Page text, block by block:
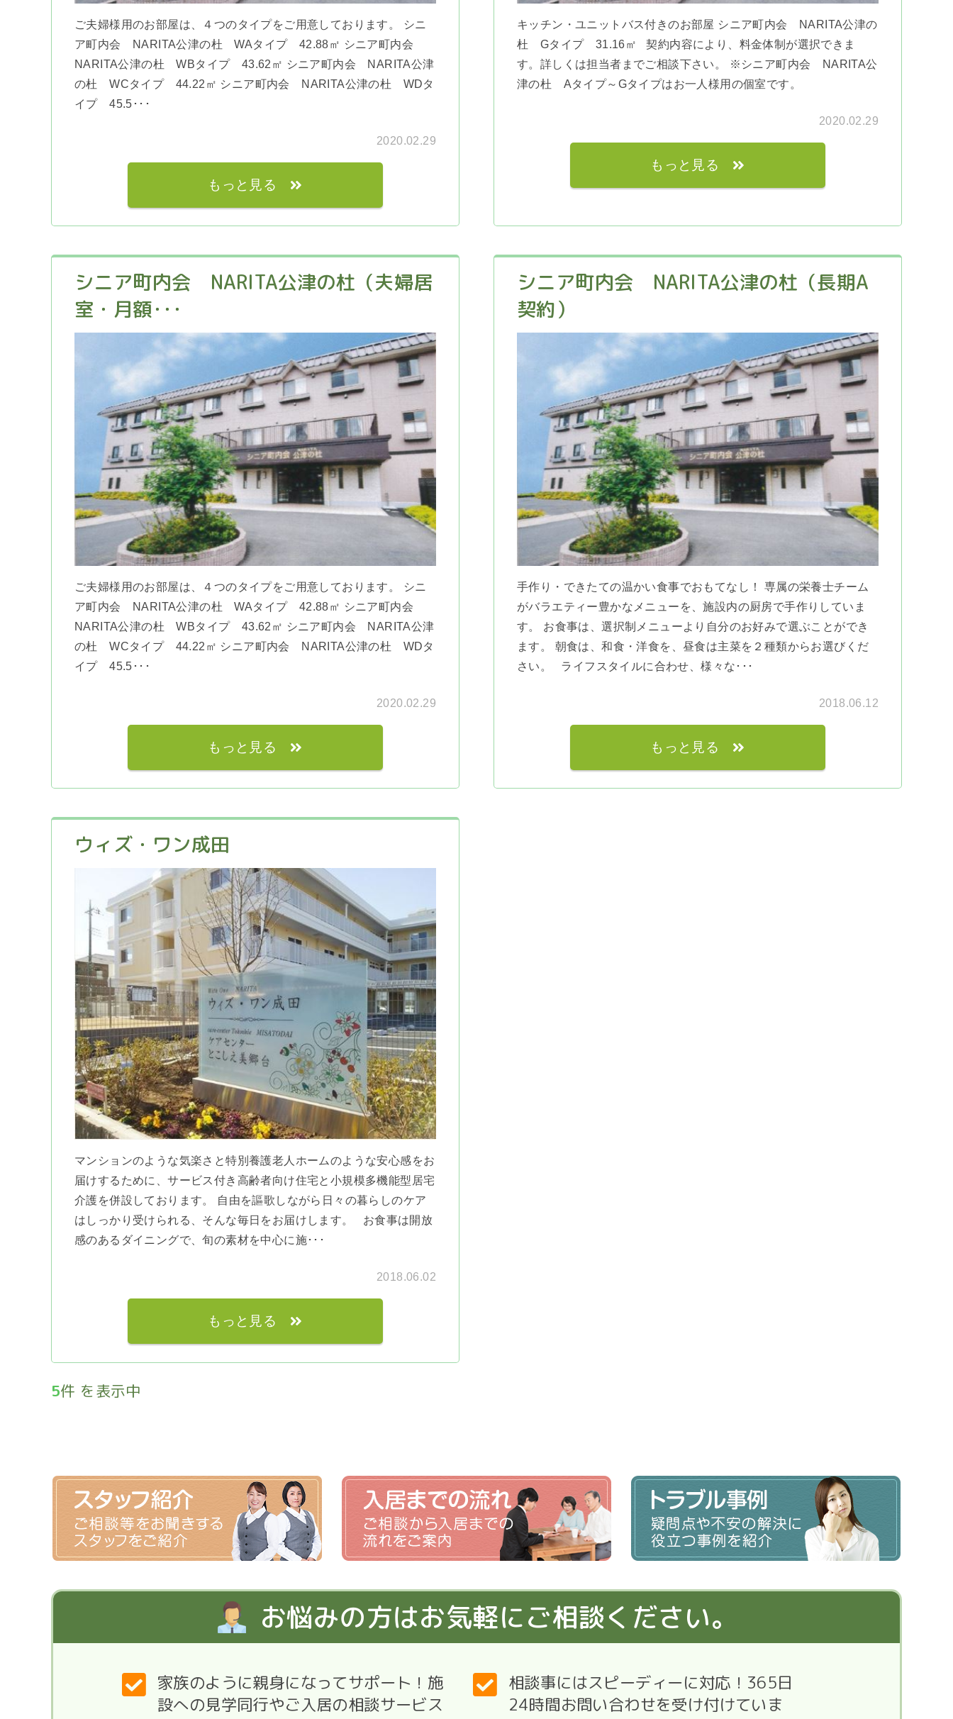
ご夫婦様用のお部屋は、４つのタイプをご用意しております。 シニ
ア町内会 NARITA公津の杜 WAタイプ 42.88㎡ シニア町内会
NARITA公津の杜 WBタイプ 43.62㎡ シニア町内会 NARITA公津
の杜 WCタイプ 44.22㎡ シニア町内会 NARITA公津の杜 WDタ
イプ 45.5･･･
2020.02.29
もっと見る
キッチン・ユニットバス付きのお部屋 シニア町内会 NARITA公津の
杜 Gタイプ 31.16㎡ 契約内容により、料金体制が選択できま
す。詳しくは担当者までご相談下さい。 ※シニア町内会 NARITA公
津の杜 Aタイプ～Gタイプはお一人様用の個室です。
2020.02.29
もっと見る
シニア町内会 NARITA公津の杜（夫婦居
室・月額･･･
ご夫婦様用のお部屋は、４つのタイプをご用意しております。 シニ
ア町内会 NARITA公津の杜 WAタイプ 42.88㎡ シニア町内会
NARITA公津の杜 WBタイプ 43.62㎡ シニア町内会 NARITA公津
の杜 WCタイプ 44.22㎡ シニア町内会 NARITA公津の杜 WDタ
イプ 45.5･･･
2020.02.29
もっと見る
シニア町内会 NARITA公津の杜（長期A
契約）
手作り・できたての温かい食事でおもてなし！ 専属の栄養士チーム
がバラエティー豊かなメニューを、施設内の厨房で手作りしていま
す。 お食事は、選択制メニューより自分のお好みで選ぶことができ
ます。 朝食は、和食・洋食を、昼食は主菜を２種類からお選びくだ
さい。 ライフスタイルに合わせ、様々な･･･
2018.06.12
もっと見る
ウィズ・ワン成田
マンションのような気楽さと特別養護老人ホームのような安心感をお
届けするために、サービス付き高齢者向け住宅と小規模多機能型居宅
介護を併設しております。 自由を謳歌しながら日々の暮らしのケア
はしっかり受けられる、そんな毎日をお届けします。 お食事は開放
感のあるダイニングで、旬の素材を中心に施･･･
2018.06.02
もっと見る
5件 を表示中
お悩みの方はお気軽にご相談ください。
家族のように親身になってサポート！施
設への見学同行やご入居の相談サービス
相談事にはスピーディーに対応！365日
24時間お問い合わせを受け付けていま